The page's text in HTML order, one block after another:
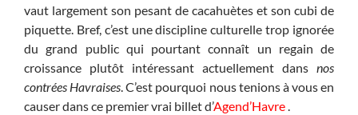
vaut largement son pesant de cacahuètes et son cubi de
piquette. Bref, c’est une discipline culturelle trop ignorée
du grand public qui pourtant connaît un regain de
croissance plutôt intéressant actuellement dans nos
contrées Havraises. C’est pourquoi nous tenions à vous en
causer dans ce premier vrai billet d’Agend’Havre.